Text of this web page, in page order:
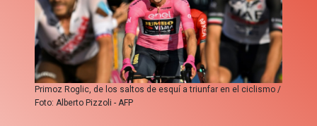
Primoz Roglic, de los saltos de esquí a triunfar en el ciclismo /
Foto: Alberto Pizzoli - AFP